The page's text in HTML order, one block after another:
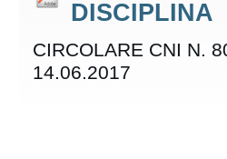
DISCIPLINA
CIRCOLARE CNI N.
14.06.2017